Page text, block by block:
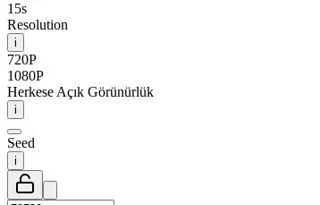
15s
Resolution
i
720P
1080P
Herkese Açık Görünürlük
i
Seed
i